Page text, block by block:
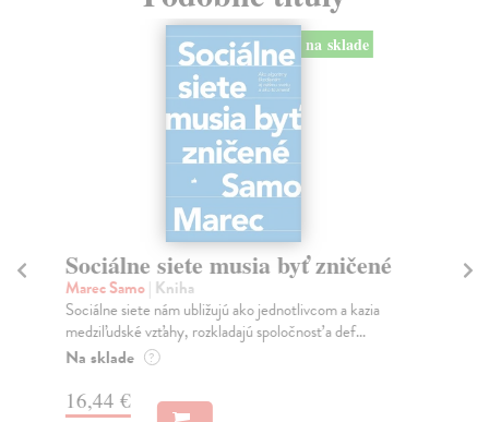
na sklade
Sociálne siete musia byť zničené
Marec Samo| Kniha
Sociálne siete nám ubližujú ako jednotlivcom a kazia
medziľudské vzťahy, rozkladajú spoločnosť a def...
Na sklade ?
16,44 €